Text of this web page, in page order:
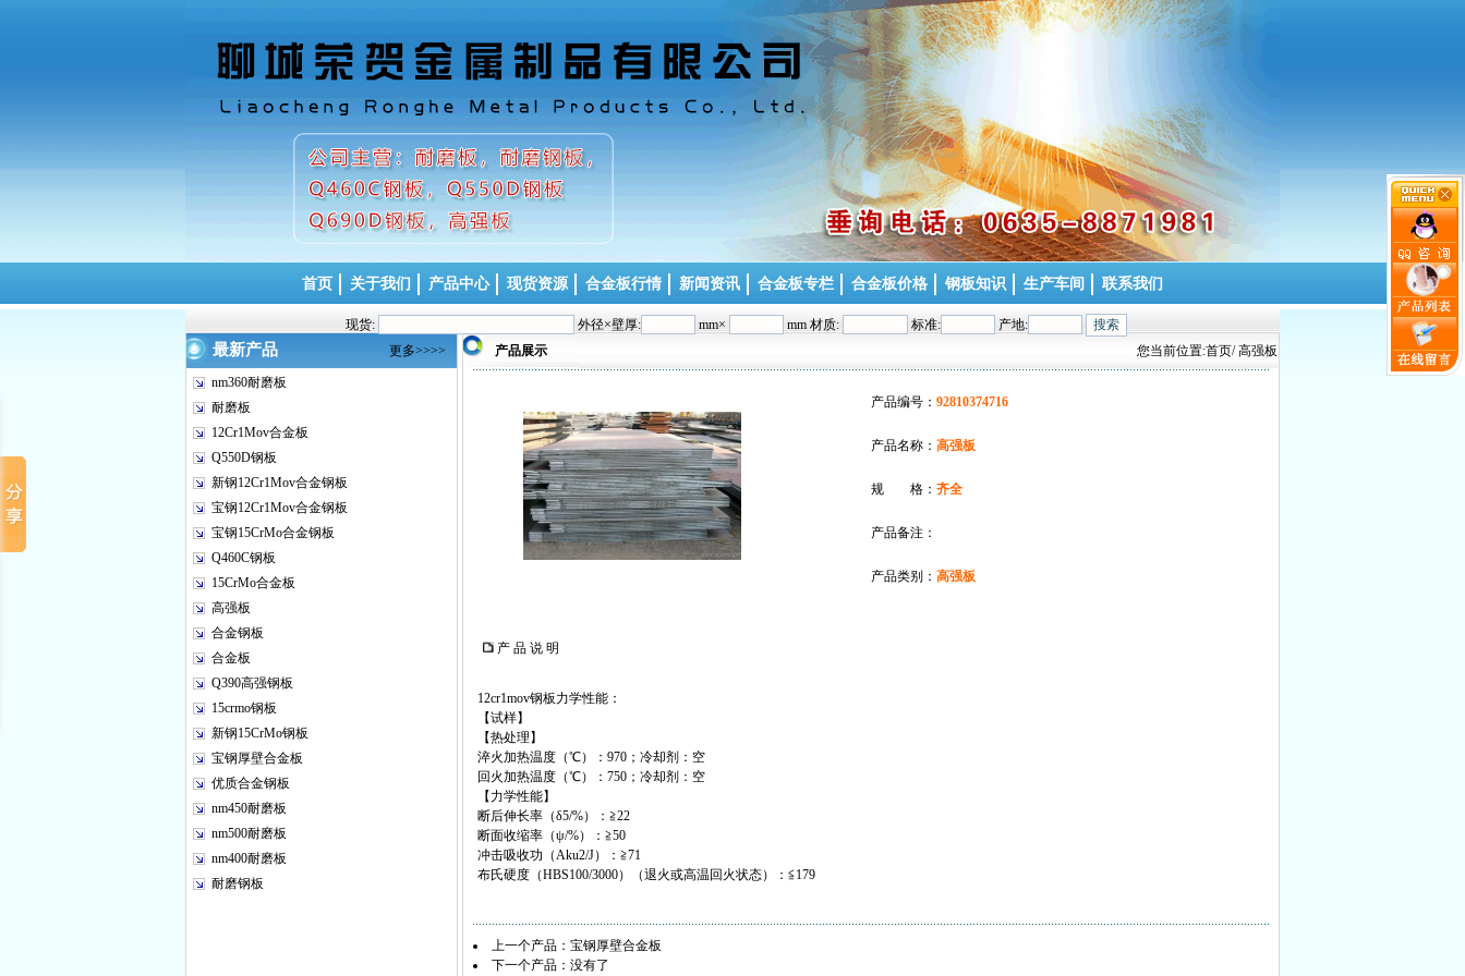
首页 关于我们 产品中心 现货资源 合金板行情 新闻资讯 合金板专栏 合金板价格 钢板知识 生产车间 联系我们
现货: 外径×壁厚: mm× mm 材质: 标准: 产地:
最新产品 更多>>>>
nm360耐磨板
耐磨板
12Cr1Mov合金板
Q550D钢板
新钢12Cr1Mov合金钢板
宝钢12Cr1Mov合金钢板
宝钢15CrMo合金钢板
Q460C钢板
15CrMo合金板
高强板
合金钢板
合金板
Q390高强钢板
15crmo钢板
新钢15CrMo钢板
宝钢厚壁合金板
优质合金钢板
nm450耐磨板
nm500耐磨板
nm400耐磨板
耐磨钢板
产品展示 您当前位置:首页/ 高强板
产品编号： 92810374716
产品名称： 高强板
规 格：齐全
产品备注：
产品类别： 高强板
产 品 说 明
12cr1mov钢板力学性能：
【试样】
【热处理】
淬火加热温度（℃）：970；冷却剂：空
回火加热温度（℃）：750；冷却剂：空
【力学性能】
断后伸长率（δ5/%）：≧22
断面收缩率（ψ/%）：≧50
冲击吸收功（Aku2/J）：≧71
布氏硬度（HBS100/3000）（退火或高温回火状态）：≦179
上一个产品： 宝钢厚壁合金板
下一个产品：没有了